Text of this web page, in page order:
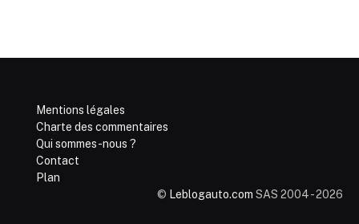
Mentions légales
Charte des commentaires
Qui sommes-nous ?
Contact
Plan
© Leblogauto.com SAS 2004 - 2026